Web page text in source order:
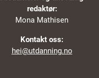
redaktør:
Mona Mathisen
Kontakt oss:
hei@utdanning.no